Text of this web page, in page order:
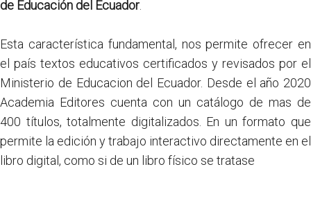
de Educación del Ecuador
Esta característica fundamental, nos permite ofrecer en
el país textos educativos certificados y revisados por el
Ministerio de Educacion del Ecuador. Desde el año 2020
Academia Editores cuenta con un catálogo de mas de
400 títulos, totalmente digitalizados. En un formato que
permite la edición y trabajo interactivo directamente en el
libro digital, como si de un libro físico se tratase